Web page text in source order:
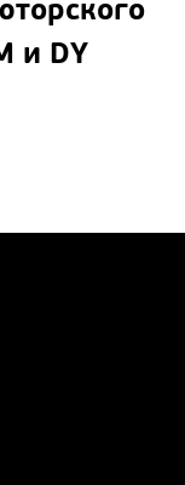
и DY